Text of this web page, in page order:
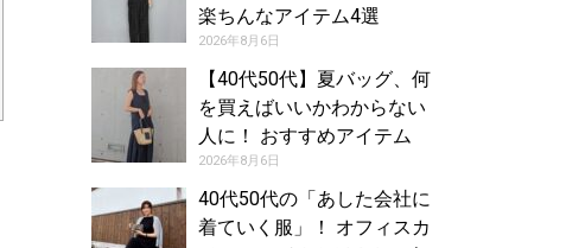
楽ちんなアイテム4選
2026年8月6日
【40代50代】夏バッグ、何
を買えばいいかわからない
人に！ おすすめアイテム
（8/6号）
2026年8月6日
40代50代の「あした会社に
着ていく服」！ オフィスカ